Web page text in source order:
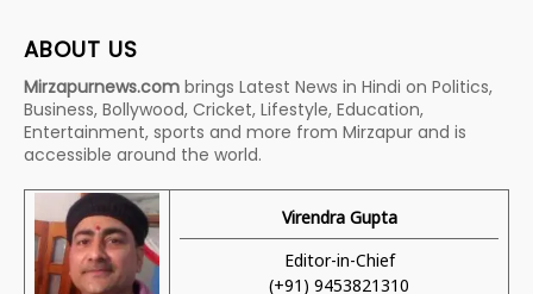
ABOUT US
Mirzapurnews.com brings Latest News in Hindi on Politics,
Business, Bollywood, Cricket, Lifestyle, Education,
Entertainment, sports and more from Mirzapur and is
accessible around the world.
Virendra Gupta
Editor-in-Chief
(+91) 9453821310